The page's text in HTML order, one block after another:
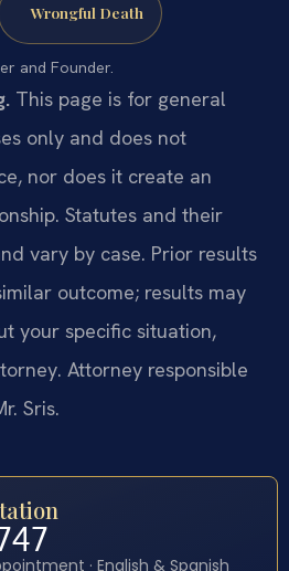
Wrongful Death
and Founder.
This page is for general
only and does not
nor does it create an
Statutes and their
vary by case. Prior results
outcome; results may
your specific situation,
Attorney responsible
Sris.
· English & Spanish